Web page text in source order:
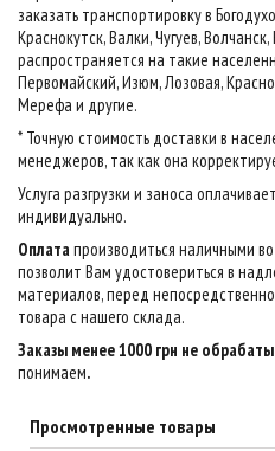
заказать транспортировку в
Краснокутск, Валки, Чугуев,
распространяется на такие
Первомайский, Изюм, Лозовая,
Мерефа и другие.
* Точную стоимость доставки в
менеджеров, так как она
Услуга разгрузки и заноса
индивидуально.
Оплатапроизводиться наличными
позволит Вам удостовериться в
материалов, перед
товара с нашего склада.
Заказы менее 1000 грн не
понимаем.
Просмотренные товары